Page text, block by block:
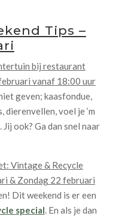
Tips –
bij restaurant
vanaf 18:00 uur
geven; kaasfondue,
voel je ‘m
ook? Ga dan snel naar
Vintage & Recycle
& Zondag 22 februari
Dit weekend is er een
special. En als je dan